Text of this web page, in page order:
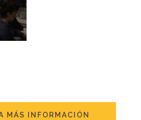
MÁS INFORMACIÓN